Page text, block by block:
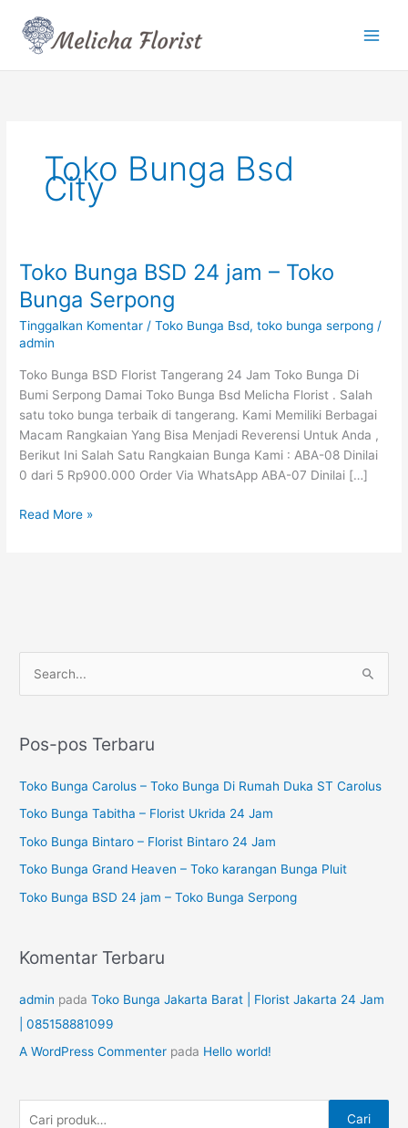
konten
Toko Bunga Bsd
City
Toko Bunga BSD 24 jam – Toko
Bunga Serpong
Tinggalkan Komentar /Toko Bunga Bsd,toko bunga serpong /
admin
Toko Bunga BSD Florist Tangerang 24 Jam Toko Bunga Di
Bumi Serpong Damai Toko Bunga Bsd Melicha Florist . Salah
satu toko bunga terbaik di tangerang. Kami Memiliki Berbagai
Macam Rangkaian Yang Bisa Menjadi Reverensi Untuk Anda ,
Berikut Ini Salah Satu Rangkaian Bunga Kami : ABA-08 Dinilai
0 dari 5 Rp900.000 Order Via WhatsApp ABA-07 Dinilai […]
Toko
Bunga
BSD
24
jam
–
Toko
Bunga
Serpong
Read More »
i
u
k
:
Pos-pos Terbaru
Toko Bunga Carolus – Toko Bunga Di Rumah Duka ST Carolus
Toko Bunga Tabitha – Florist Ukrida 24 Jam
Toko Bunga Bintaro – Florist Bintaro 24 Jam
Toko Bunga Grand Heaven – Toko karangan Bunga Pluit
Toko Bunga BSD 24 jam – Toko Bunga Serpong
Komentar Terbaru
admin padaToko Bunga Jakarta Barat | Florist Jakarta 24 Jam
| 085158881099
A WordPress Commenter pada Hello world!
c
r
i
a
u
:
Cari